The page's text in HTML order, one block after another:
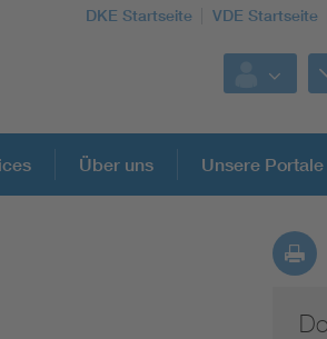
DKE Startseite VDE Startseite
im Kontext der Normung
Über uns Unsere Portale